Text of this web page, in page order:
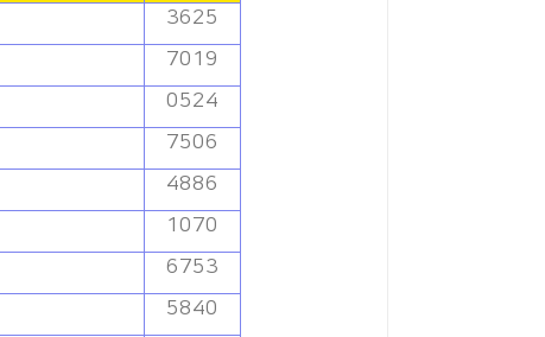
3625
7019
0524
7506
4886
1070
6753
5840